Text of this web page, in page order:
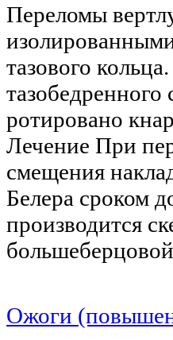
Переломы
тазового
тазобедренного
ротировано
Лечение При
смещения
Белера сроком
производится
Ожоги